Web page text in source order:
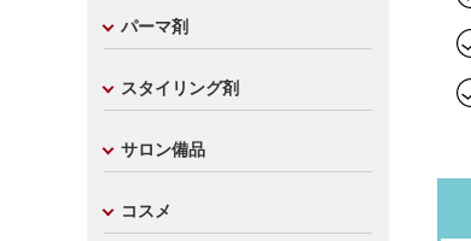
パーマ剤
スタイリング剤
サロン備品
コスメ